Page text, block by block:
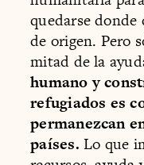
quedarse donde
de origen. Pero
mitad de la
humano y
refugiados es
permanezcan
países. Lo que